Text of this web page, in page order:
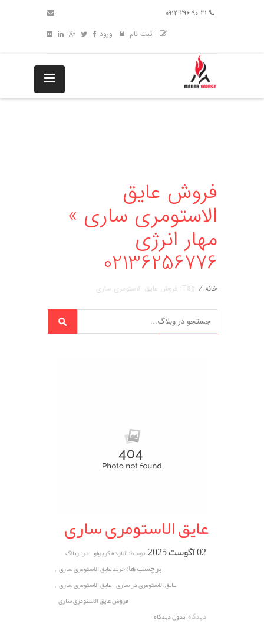
ثبت نام
ورود
فروش عایق
الاستومری ساری »
مهار انرژی
02136256776
خانه / Tag: فروش عایق الاستومری ساری
عایق الاستومری ساری
02 آگوست 2025 توسط:شازده کوچولو در:وبلاگ
برچسب ها:خرید عایق الاستومری ساری ,
عایق الاستومری در ساری ,عایق الاستومری ساری ,
فروش عایق الاستومری ساری
دیدگاه:بدون دیدگاه